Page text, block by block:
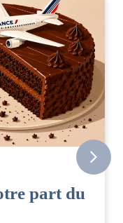
part du